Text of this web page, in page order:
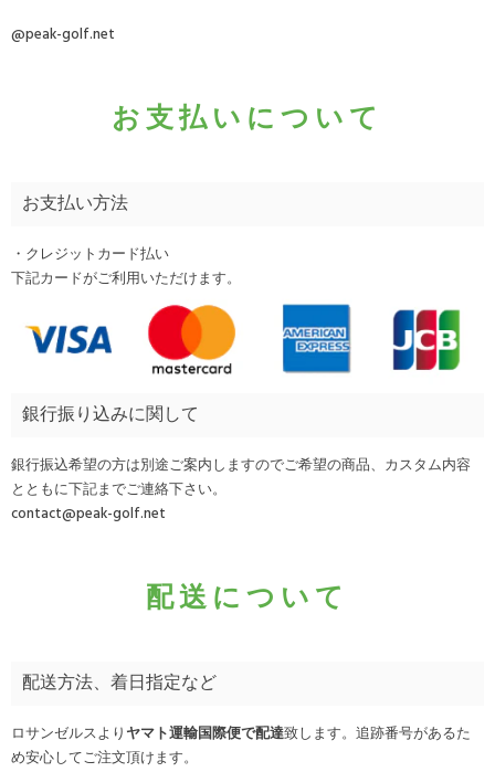
@peak-golf.net
お支払いについて
お支払い方法
・クレジットカード払い
下記カードがご利用いただけます。
銀行振り込みに関して
銀行振込希望の方は別途ご案内しますのでご希望の商品、カスタム内容
とともに下記までご連絡下さい。
contact@peak-golf.net
配送について
配送方法、着日指定など
ロサンゼルスよりヤマト運輸国際便で配達致します。追跡番号があるた
め安心してご注文頂けます。